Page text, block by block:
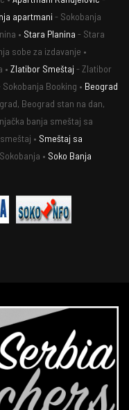
apartmani - Sokobanja
• Stara Planina - Stara
sobe za izdavanje •
• Zlatibor Smeštaj - Zlatibor
Sokobanja Booking • Beograd
Beograd stan na dan,
banja smeštaj sa
• Smeštaj sa
• Soko Banja